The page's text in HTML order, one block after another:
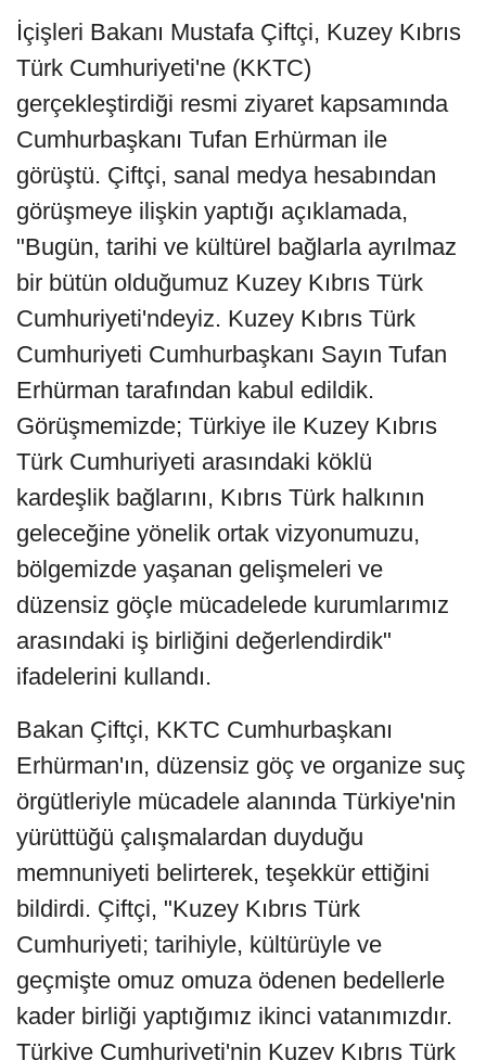
İçişleri Bakanı Mustafa Çiftçi, Kuzey Kıbrıs
Türk Cumhuriyeti'ne (KKTC)
gerçekleştirdiği resmi ziyaret kapsamında
Cumhurbaşkanı Tufan Erhürman ile
görüştü. Çiftçi, sanal medya hesabından
görüşmeye ilişkin yaptığı açıklamada,
"Bugün, tarihi ve kültürel bağlarla ayrılmaz
bir bütün olduğumuz Kuzey Kıbrıs Türk
Cumhuriyeti'ndeyiz. Kuzey Kıbrıs Türk
Cumhuriyeti Cumhurbaşkanı Sayın Tufan
Erhürman tarafından kabul edildik.
Görüşmemizde; Türkiye ile Kuzey Kıbrıs
Türk Cumhuriyeti arasındaki köklü
kardeşlik bağlarını, Kıbrıs Türk halkının
geleceğine yönelik ortak vizyonumuzu,
bölgemizde yaşanan gelişmeleri ve
düzensiz göçle mücadelede kurumlarımız
arasındaki iş birliğini değerlendirdik"
ifadelerini kullandı.
Bakan Çiftçi, KKTC Cumhurbaşkanı
Erhürman'ın, düzensiz göç ve organize suç
örgütleriyle mücadele alanında Türkiye'nin
yürüttüğü çalışmalardan duyduğu
memnuniyeti belirterek, teşekkür ettiğini
bildirdi. Çiftçi, "Kuzey Kıbrıs Türk
Cumhuriyeti; tarihiyle, kültürüyle ve
geçmişte omuz omuza ödenen bedellerle
kader birliği yaptığımız ikinci vatanımızdır.
Türkiye Cumhuriyeti'nin Kuzey Kıbrıs Türk